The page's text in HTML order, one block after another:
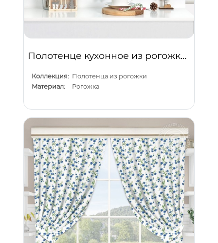
Полотенце кухонное из рогожки "Зимушка"
Коллекция: Полотенца из рогожки
Материал:
Рогожка